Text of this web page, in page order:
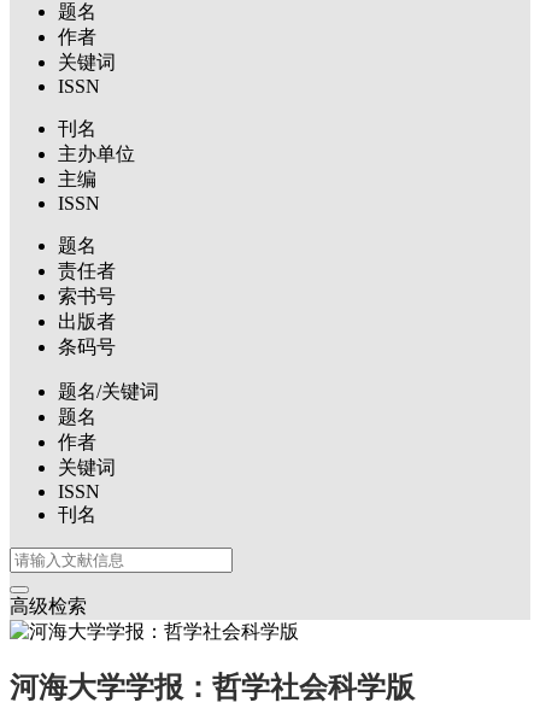
题名
作者
关键词
ISSN
刊名
主办单位
主编
ISSN
题名
责任者
索书号
出版者
条码号
题名/关键词
题名
作者
关键词
ISSN
刊名
高级检索
河海大学学报：哲学社会科学版